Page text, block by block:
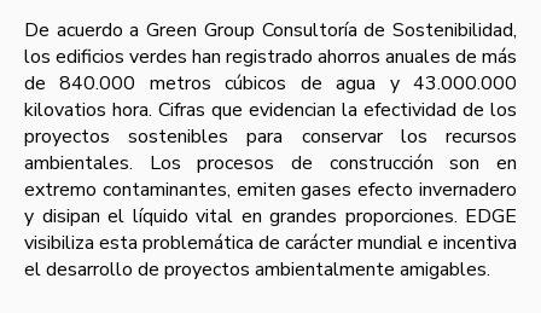
De acuerdo a Green Group Consultoría de Sostenibilidad,
los edificios verdes han registrado ahorros anuales de más
de 840.000 metros cúbicos de agua y 43.000.000
kilovatios hora. Cifras que evidencian la efectividad de los
proyectos sostenibles para conservar los recursos
ambientales. Los procesos de construcción son en
extremo contaminantes, emiten gases efecto invernadero
y disipan el líquido vital en grandes proporciones. EDGE
visibiliza esta problemática de carácter mundial e incentiva
el desarrollo de proyectos ambientalmente amigables.